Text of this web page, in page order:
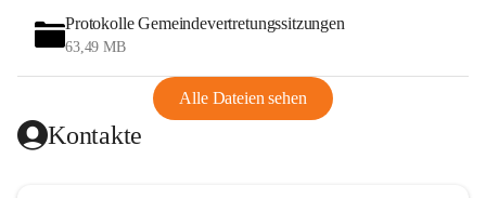
Protokolle Gemeindevertretungssitzungen
63,49 MB
Alle Dateien sehen
Kontakte